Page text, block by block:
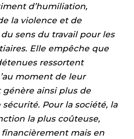
d’humiliation,
la violence et de
sens du travail pour les
Elle empêche que
ressortent
moment de leur
génère ainsi plus de
Pour la société, la
la plus coûteuse,
mais en